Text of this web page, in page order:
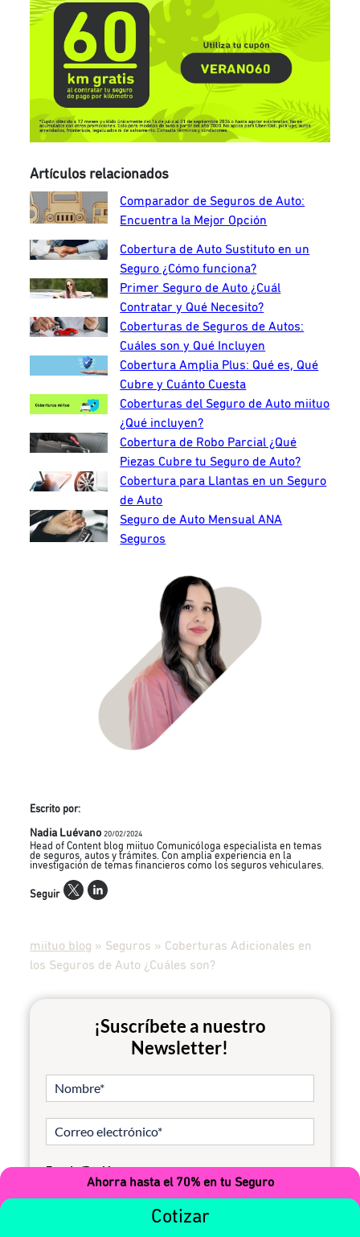
Ahorra hasta el 70% en tu Seguro
Cotizar
Artículos relacionados
Comparador de Seguros de Auto:
Encuentra la Mejor Opción
Cobertura de Auto Sustituto en un
Seguro ¿Cómo funciona?
Primer Seguro de Auto ¿Cuál
Contratar y Qué Necesito?
Coberturas de Seguros de Autos:
Cuáles son y Qué Incluyen
Cobertura Amplia Plus: Qué es, Qué
Cubre y Cuánto Cuesta
Coberturas del Seguro de Auto miituo
¿Qué incluyen?
Cobertura de Robo Parcial ¿Qué
Piezas Cubre tu Seguro de Auto?
Cobertura para Llantas en un Seguro
de Auto
Seguro de Auto Mensual ANA
Seguros
Escrito por:
Nadia Luévano 20/02/2024
Head of Content blog miituo Comunicóloga especialista en temas
de seguros, autos y trámites. Con amplia experiencia en la
investigación de temas financieros como los seguros vehiculares.
Seguir
miituo blog » Seguros » Coberturas Adicionales en
los Seguros de Auto ¿Cuáles son?
¡Suscríbete a nuestro
Newsletter!
Estado/Región